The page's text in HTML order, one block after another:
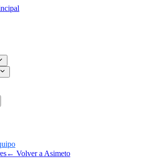
← Volver a Asimeto